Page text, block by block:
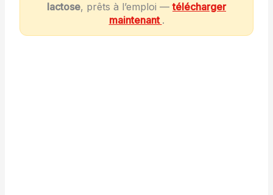
lactose, prêts à l’emploi —télécharger
maintenant .